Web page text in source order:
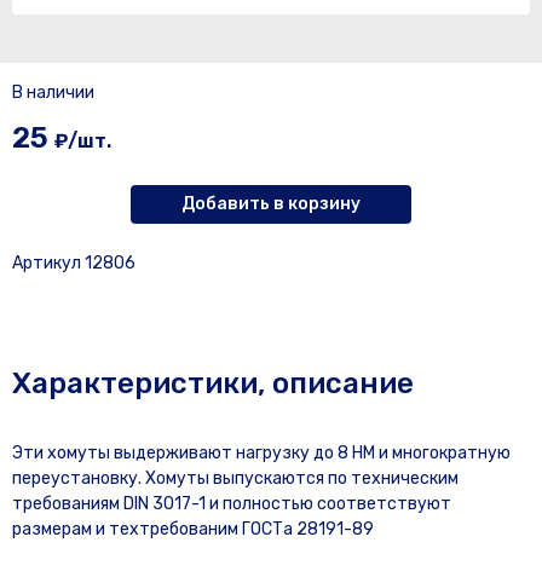
В наличии
25 ₽/шт.
Добавить в корзину
Артикул 12806
Характеристики, описание
Эти хомуты выдерживают нагрузку до 8 НМ и многократную
переустановку. Хомуты выпускаются по техническим
требованиям DIN 3017-1 и полностью соответствуют
размерам и техтребованим ГОСТа 28191-89